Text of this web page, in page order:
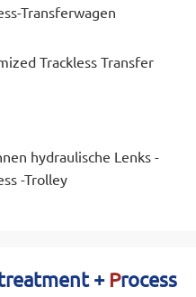
Transferwagen
Trackless Transfer
hydraulische Lenks -
-Trolley
+Process